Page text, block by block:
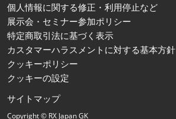
個人情報に関する修正・利用停止など
展示会・セミナー参加ポリシー
特定商取引法に基づく表示
カスタマーハラスメントに対する基本方針
クッキーポリシー
クッキーの設定
サイトマップ
Copyright © RX Japan GK